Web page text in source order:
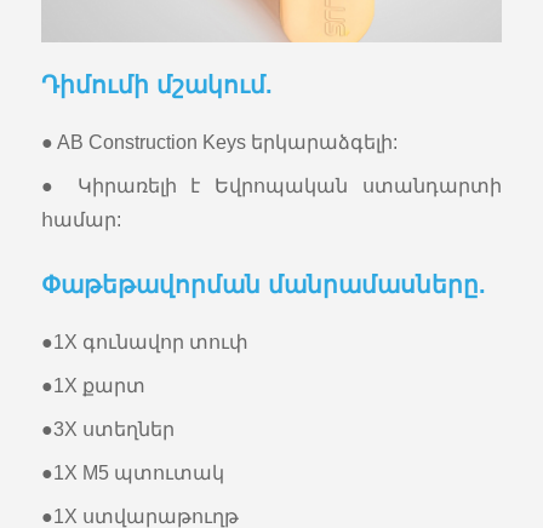
Դիմումի մշակում.
● AB Construction Keys երկարաձգելի:
● Կիրառելի է Եվրոպական ստանդարտի
համար:
Փաթեթավորման մանրամասները.
●1X գունավոր տուփ
●1X քարտ
●3X ստեղներ
●1X M5 պտուտակ
●1X ստվարաթուղթ